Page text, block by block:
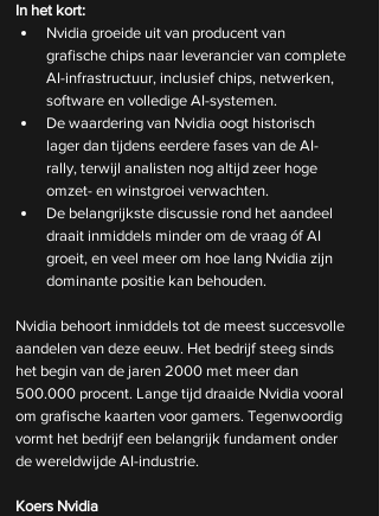
In het kort:
Nvidia groeide uit van producent van
grafische chips naar leverancier van complete
AI-infrastructuur, inclusief chips, netwerken,
software en volledige AI-systemen.
De waardering van Nvidia oogt historisch
lager dan tijdens eerdere fases van de AI-
rally, terwijl analisten nog altijd zeer hoge
omzet- en winstgroei verwachten.
De belangrijkste discussie rond het aandeel
draait inmiddels minder om de vraag óf AI
groeit, en veel meer om hoe lang Nvidia zijn
dominante positie kan behouden.
Nvidia behoort inmiddels tot de meest succesvolle
aandelen van deze eeuw. Het bedrijf steeg sinds
het begin van de jaren 2000 met meer dan
500.000 procent. Lange tijd draaide Nvidia vooral
om grafische kaarten voor gamers. Tegenwoordig
vormt het bedrijf een belangrijk fundament onder
de wereldwijde AI-industrie.
Koers Nvidia